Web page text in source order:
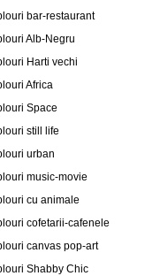
bar-restaurant
Alb-Negru
Harti vechi
Africa
Space
still life
urban
music-movie
cu animale
cofetarii-cafenele
canvas pop-art
Shabby Chic